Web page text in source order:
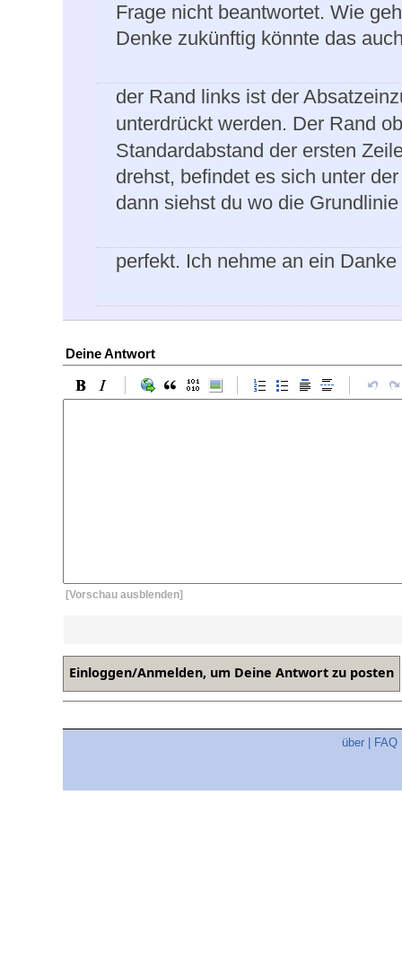
Frage nicht beantwortet. Wie
Denke zukünftig könnte das
der Rand links ist der
unterdrückt werden. Der Rand
Standardabstand der ersten
drehst, befindet es sich unter
dann siehst du wo die
perfekt. Ich nehme an ein
Deine Antwort
[Vorschau ausblenden]
über FAQ